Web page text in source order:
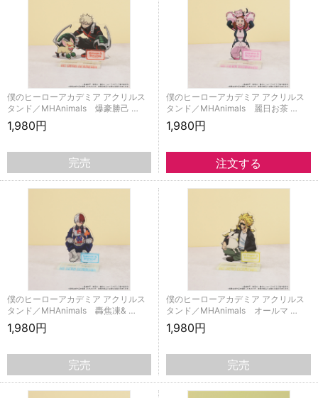
僕のヒーローアカデミア アクリルス
タンド／MHAnimals 爆豪勝己 …
1,980円
完売
僕のヒーローアカデミア アクリルス
タンド／MHAnimals 麗日お茶 …
1,980円
僕のヒーローアカデミア アクリルス
タンド／MHAnimals 轟焦凍& …
1,980円
完売
僕のヒーローアカデミア アクリルス
タンド／MHAnimals オールマ …
1,980円
完売